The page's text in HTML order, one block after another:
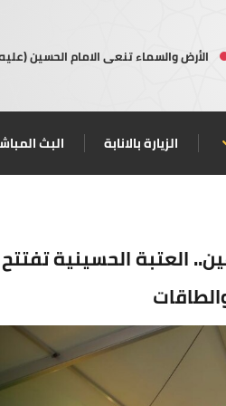
الأرض والسماء تنعى الامام الحسين
الزيارة بالانابة البث
العتبة الحسينية